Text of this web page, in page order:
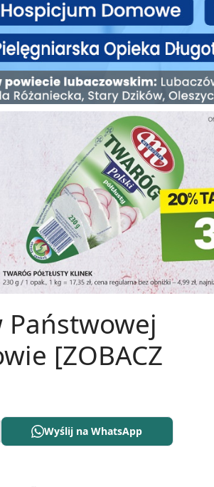
Państwowej
[ZOBACZ
Wyślij na WhatsApp